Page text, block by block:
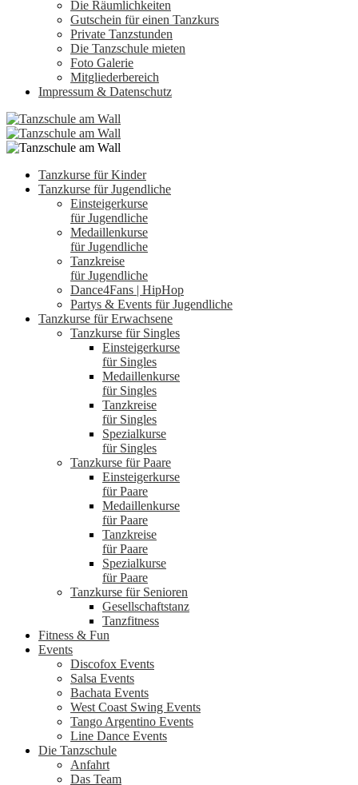
Die Räumlichkeiten
Gutschein für einen Tanzkurs
Private Tanzstunden
Die Tanzschule mieten
Foto Galerie
Mitgliederbereich
Impressum & Datenschutz
Tanzkurse für Kinder
Tanzkurse für Jugendliche
Einsteigerkurse
für Jugendliche
Medaillenkurse
für Jugendliche
Tanzkreise
für Jugendliche
Dance4Fans | HipHop
Partys & Events für Jugendliche
Tanzkurse für Erwachsene
Tanzkurse für Singles
Einsteigerkurse
für Singles
Medaillenkurse
für Singles
Tanzkreise
für Singles
Spezialkurse
für Singles
Tanzkurse für Paare
Einsteigerkurse
für Paare
Medaillenkurse
für Paare
Tanzkreise
für Paare
Spezialkurse
für Paare
Tanzkurse für Senioren
Gesellschaftstanz
Tanzfitness
Fitness & Fun
Events
Discofox Events
Salsa Events
Bachata Events
West Coast Swing Events
Tango Argentino Events
Line Dance Events
Die Tanzschule
Anfahrt
Das Team